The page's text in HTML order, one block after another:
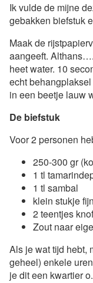
Ik vulde de mijne
gebakken biefstuk
Maak de
aangeeft.
heet water. 10
echt
in een beetje lauw
De biefstuk
Voor 2 personen
250-300 gr
1 tl
1 tl sambal
klein stukje
2 teentjes
Zout naar
Als je wat tijd hebt,
geheel) enkele
je dit een kwartier